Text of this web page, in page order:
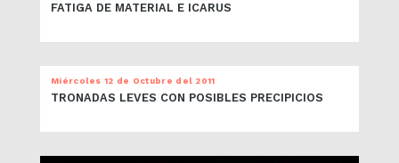
FATIGA DE MATERIAL E ICARUS
Miércoles 12 de Octubre del 2011
TRONADAS LEVES CON POSIBLES PRECIPICIOS